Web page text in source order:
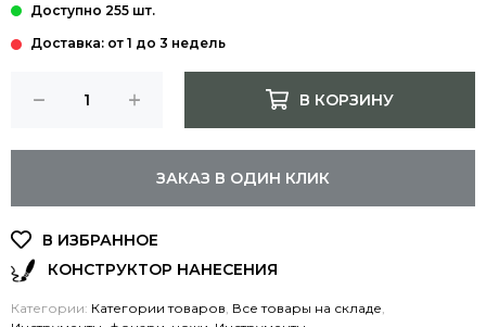
Доставка: от 1 до 3 недель
В КОРЗИНУ
ЗАКАЗ В ОДИН КЛИК
КОНСТРУКТОР НАНЕСЕНИЯ
Категории: Категории товаров Все товары на складе